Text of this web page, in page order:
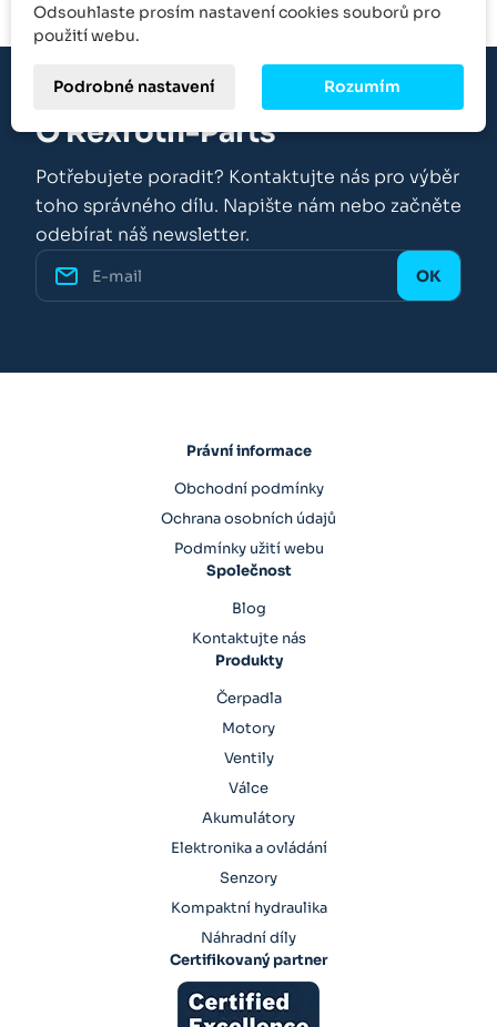
O Rexroth-Parts
Potřebujete poradit? Kontaktujte nás pro výběr
toho správného dílu. Napište nám nebo začněte
odebírat náš newsletter.
Právní informace
Obchodní podmínky
Ochrana osobních údajů
Podmínky užití webu
Společnost
Blog
Kontaktujte nás
Produkty
Čerpadla
Motory
Ventily
Válce
Akumulátory
Elektronika a ovládání
Senzory
Kompaktní hydraulika
Náhradní díly
Certifikovaný partner
Odsouhlaste prosím nastavení cookies souborů pro
použití webu.
Podrobné nastavení Rozumím